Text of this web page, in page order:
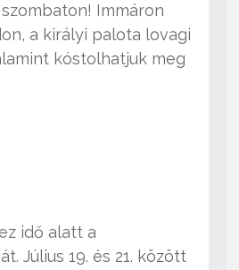
Immáron
a királyi palota lovagi
kóstolhatjuk meg
idő alatt a
Július 19. és 21. között